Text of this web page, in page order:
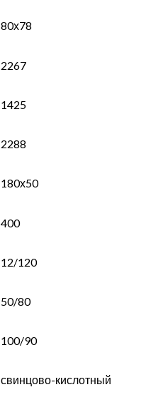
80х78
2267
1425
2288
180х50
400
12/120
50/80
100/90
свинцово-кислотный